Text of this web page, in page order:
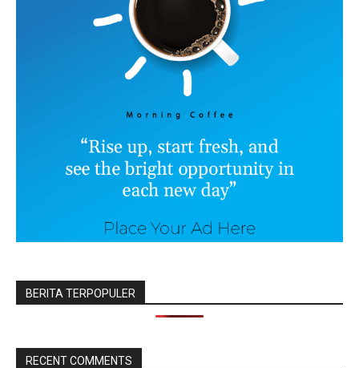
BERITA TERPOPULER
RECENT COMMENTS